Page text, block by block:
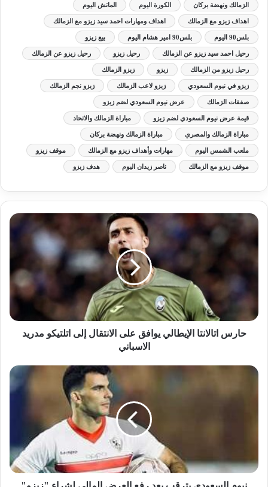
الزمالك ونهضة بركان الكورة اليوم الماتش اليوم
اهداف زيزو مع الزمالك اهداف ومهارات احمد سيد زيزو مع الزمالك
بلس90 اليوم بلس90 امير هشام اليوم بيع زيزو
رحيل احمد سيد زيزو عن الزمالك رحيل زيزو رحيل زيزو عن الزمالك
رحيل زيزو من الزمالك زيزو زيزو الزمالك
زيزو في نيوم السعودي زيزو لاعب الزمالك زيزو نجم الزمالك
صفقات الزمالك عرض نيوم السعودي لضم زيزو
قيمة عرض نيوم السعودي لضم زيزو مباراة الزمالك والاتحاد
مباراة الزمالك والمصري مباراة الزمالك ونهضة بركان
ملعب الشمس اليوم مهارات وأهداف زيزو مع الزمالك موقف زيزو
موقف زيزو مع الزمالك ناصر زيدان اليوم هدف زيزو
حارس اتالانتا الإيطالي يوافق على الانتقال إلى اتلتيكو مدريد
الاسباني